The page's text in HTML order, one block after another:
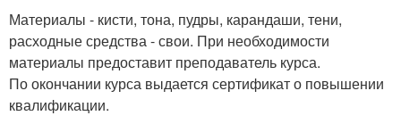
Материалы - кисти, тона, пудры, карандаши, тени,
расходные средства - свои. При необходимости
материалы предоставит преподаватель курса.
По окончании курса выдается сертификат о повышении
квалификации.